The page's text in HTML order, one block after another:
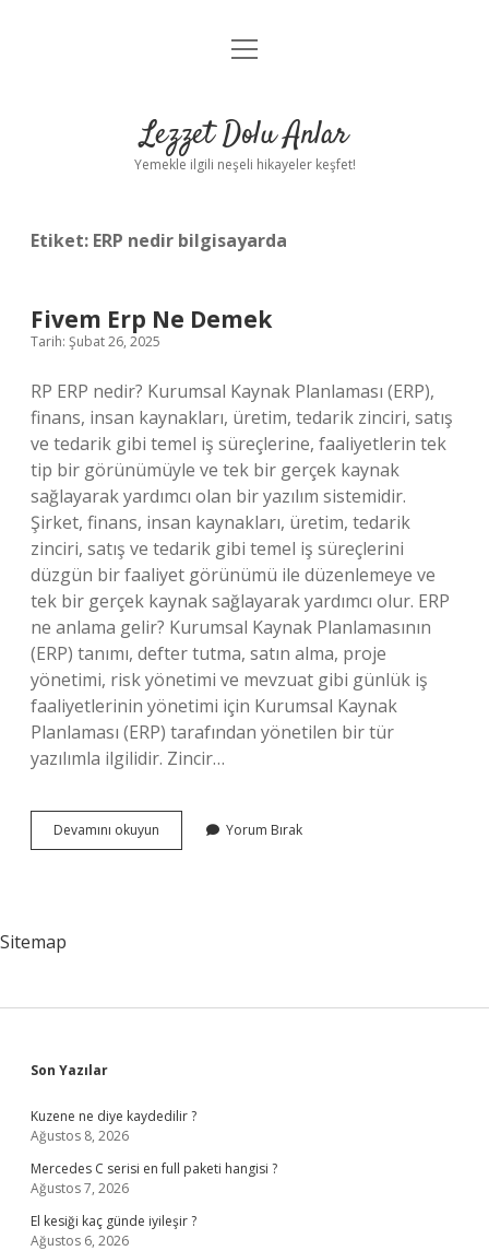
Anasayfa
Yasal Uyarı
menüyü
Lezzet Dolu Anlar
Yemekle ilgili neşeli hikayeler keşfet!
Etiket: ERP nedir bilgisayarda
Fivem Erp Ne Demek
Tarih: Şubat 26, 2025
RP ERP nedir? Kurumsal Kaynak Planlaması (ERP),
finans, insan kaynakları, üretim, tedarik zinciri, satış
ve tedarik gibi temel iş süreçlerine, faaliyetlerin tek
tip bir görünümüyle ve tek bir gerçek kaynak
sağlayarak yardımcı olan bir yazılım sistemidir.
Şirket, finans, insan kaynakları, üretim, tedarik
zinciri, satış ve tedarik gibi temel iş süreçlerini
düzgün bir faaliyet görünümü ile düzenlemeye ve
tek bir gerçek kaynak sağlayarak yardımcı olur. ERP
ne anlama gelir? Kurumsal Kaynak Planlamasının
(ERP) tanımı, defter tutma, satın alma, proje
yönetimi, risk yönetimi ve mevzuat gibi günlük iş
faaliyetlerinin yönetimi için Kurumsal Kaynak
Planlaması (ERP) tarafından yönetilen bir tür
yazılımla ilgilidir. Zincir…
Devamını okuyun
Erp
Yorum Bırak
Sitemap
Sidebar
Son Yazılar
Kuzene ne diye kaydedilir ?
Ağustos 8, 2026
Mercedes C serisi en full paketi hangisi ?
Ağustos 7, 2026
El kesiği kaç günde iyileşir ?
Ağustos 6, 2026